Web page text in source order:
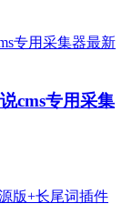
cms专用采集